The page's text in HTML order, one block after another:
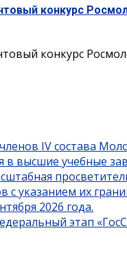
конкурс
конкурс
IV состава
высшие учебные
с указанием их
2026 года.
этап